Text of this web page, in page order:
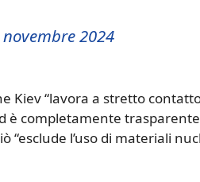
novembre 2024
Kiev “lavora a stretto contatto
è completamente
“esclude l’uso di materiali